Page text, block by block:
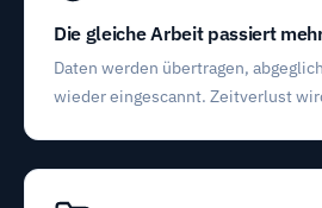
Die gleiche Arbeit passiert
Daten werden übertragen,
wieder eingescannt. Zeitverlust